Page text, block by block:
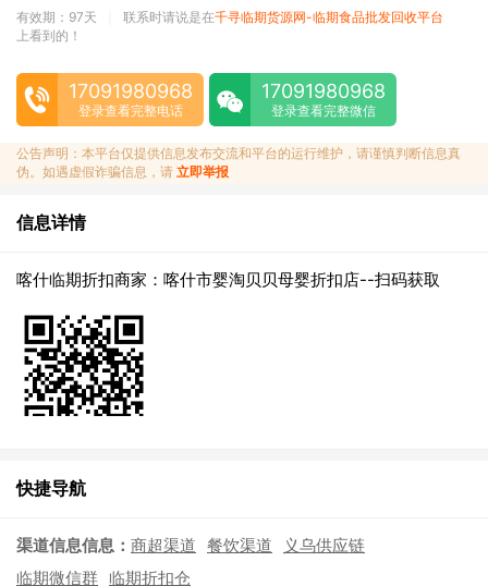
有效期：97天 联系时请说是在千寻临期货源网-临期食品批发回收平台
上看到的！
17091980968
登录查看完整电话
17091980968
登录查看完整微信
公告声明：本平台仅提供信息发布交流和平台的运行维护，请谨慎判断信息真
伪。如遇虚假诈骗信息，请 立即举报
信息详情
喀什临期折扣商家：喀什市婴淘贝贝母婴折扣店--扫码获取
快捷导航
渠道信息信息： 商超渠道 餐饮渠道
义乌供应链
临期微信群 临期折扣仓